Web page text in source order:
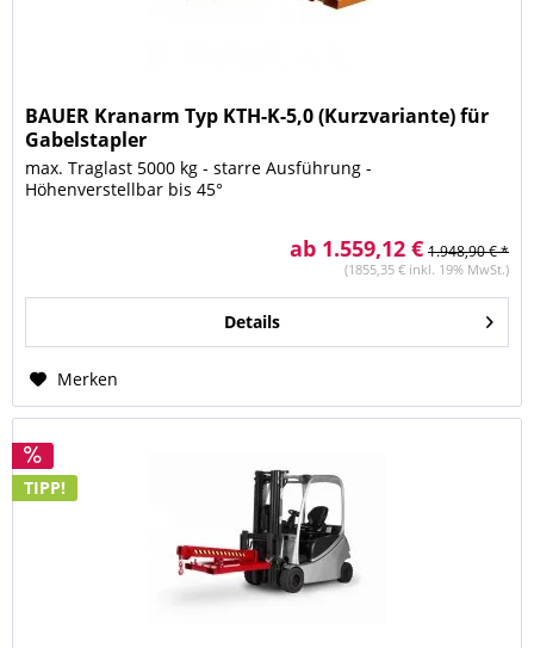
BAUER Kranarm Typ KTH-K-5,0 (Kurzvariante) für
Gabelstapler
max. Traglast 5000 kg - starre Ausführung -
Höhenverstellbar bis 45°
ab 1.559,12 € 1.948,90 € *
(1855,35 € inkl. 19% MwSt.)
Details
Merken
TIPP!